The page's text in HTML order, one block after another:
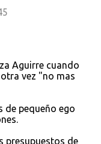
Aguirre cuando
vez "no mas
de pequeño ego
presupuestos de